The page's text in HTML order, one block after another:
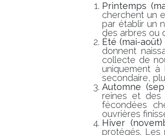
Printemps
cherchent un
par établir un
des arbres ou
Été (mai-août)
donnent
collecte de
uniquement
secondaire,
Automne
reines et des
fécondées
ouvrières
Hiver
protégés. Les